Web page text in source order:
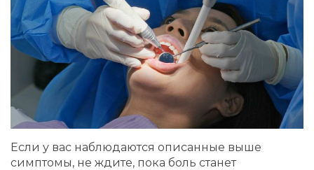
Если у вас наблюдаются описанные выше
симптомы, не ждите, пока боль станет